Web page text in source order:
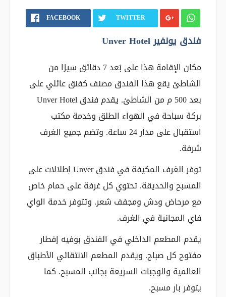
FACEBOOK TWITTER
فندق يونفير Unver Hotel
مكان الإقامة هذا على بُعد 7 دقائق سيرًا من
الشاطئ يقع هذا الفندق مصنف كفنق عائلي على
بعد 500 م من الشاطئ. يقدم فندق Unver Hotel
بركة سباحة في الهواء الطلق وخدمة مكتب
استقبال على مدار 24 ساعة. وتضم جميع الغرف
شرفة.
توفر الغرف المكيفة في فندق Unver إطلالات على
المسبح والحديقة. تحتوي كل غرفة على حمام خاص
مع مرحاض ودش ومجفف شعر. وتتوفر خدمة الواي
فاي المجانية في الغرف.
يقدم المطعم الداخلي في الفندق بوفيه إفطار
مفتوح كل صباح. ويقدم المطعم الانتقائي الأطباق
العالمية والوجبات السريعة بجانب المسبح. كما
يتوفر بار مسبح.